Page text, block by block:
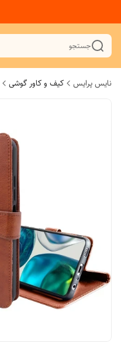
جستجو
نایس پرایس کیف و کاور گوشی